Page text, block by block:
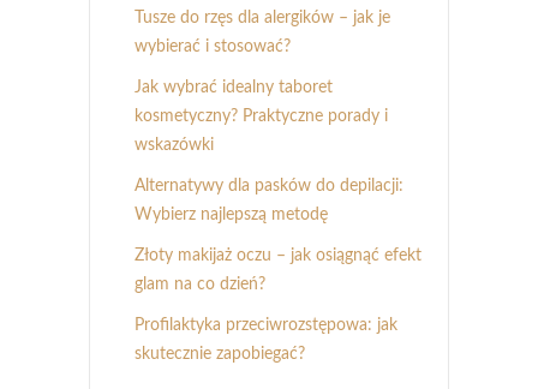
Tusze do rzęs dla alergików – jak je
wybierać i stosować?
Jak wybrać idealny taboret
kosmetyczny? Praktyczne porady i
wskazówki
Alternatywy dla pasków do depilacji:
Wybierz najlepszą metodę
Złoty makijaż oczu – jak osiągnąć efekt
glam na co dzień?
Profilaktyka przeciwrozstępowa: jak
skutecznie zapobiegać?